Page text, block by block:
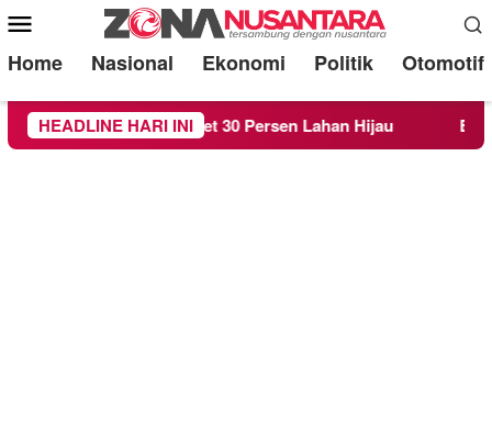
Mobile
Menu
Home Nasional Ekonomi Politik Otomotif
HEADLINE HARI INI
Target 30 Persen Lahan Hijau Beredar Surat